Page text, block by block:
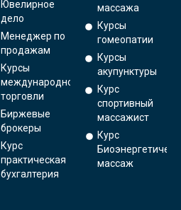
Ювелирное
дело
Менеджер по
продажам
Курсы
международной
торговли
Биржевые
брокеры
Курс
практическая
бухгалтерия
массажа
Курсы
гомеопатии
Курсы
акупунктуры
Курс
спортивный
массажист
Курс
массаж